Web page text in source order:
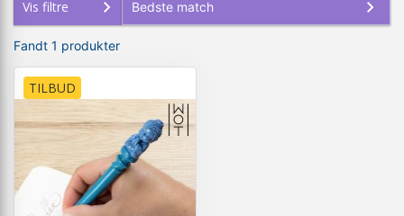
Vis filtre
Fandt 1 produkter
TILBUD